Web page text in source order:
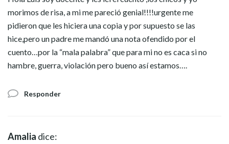
morimos de risa, a mi me pareció genial!!!!urgente me
pidieron que les hiciera una copia y por supuesto se las
hice,pero un padre me mandó una nota ofendido por el
cuento…por la “mala palabra” que para mi no es caca si no
hambre, guerra, violación pero bueno así estamos….
Responder
Amalia dice: